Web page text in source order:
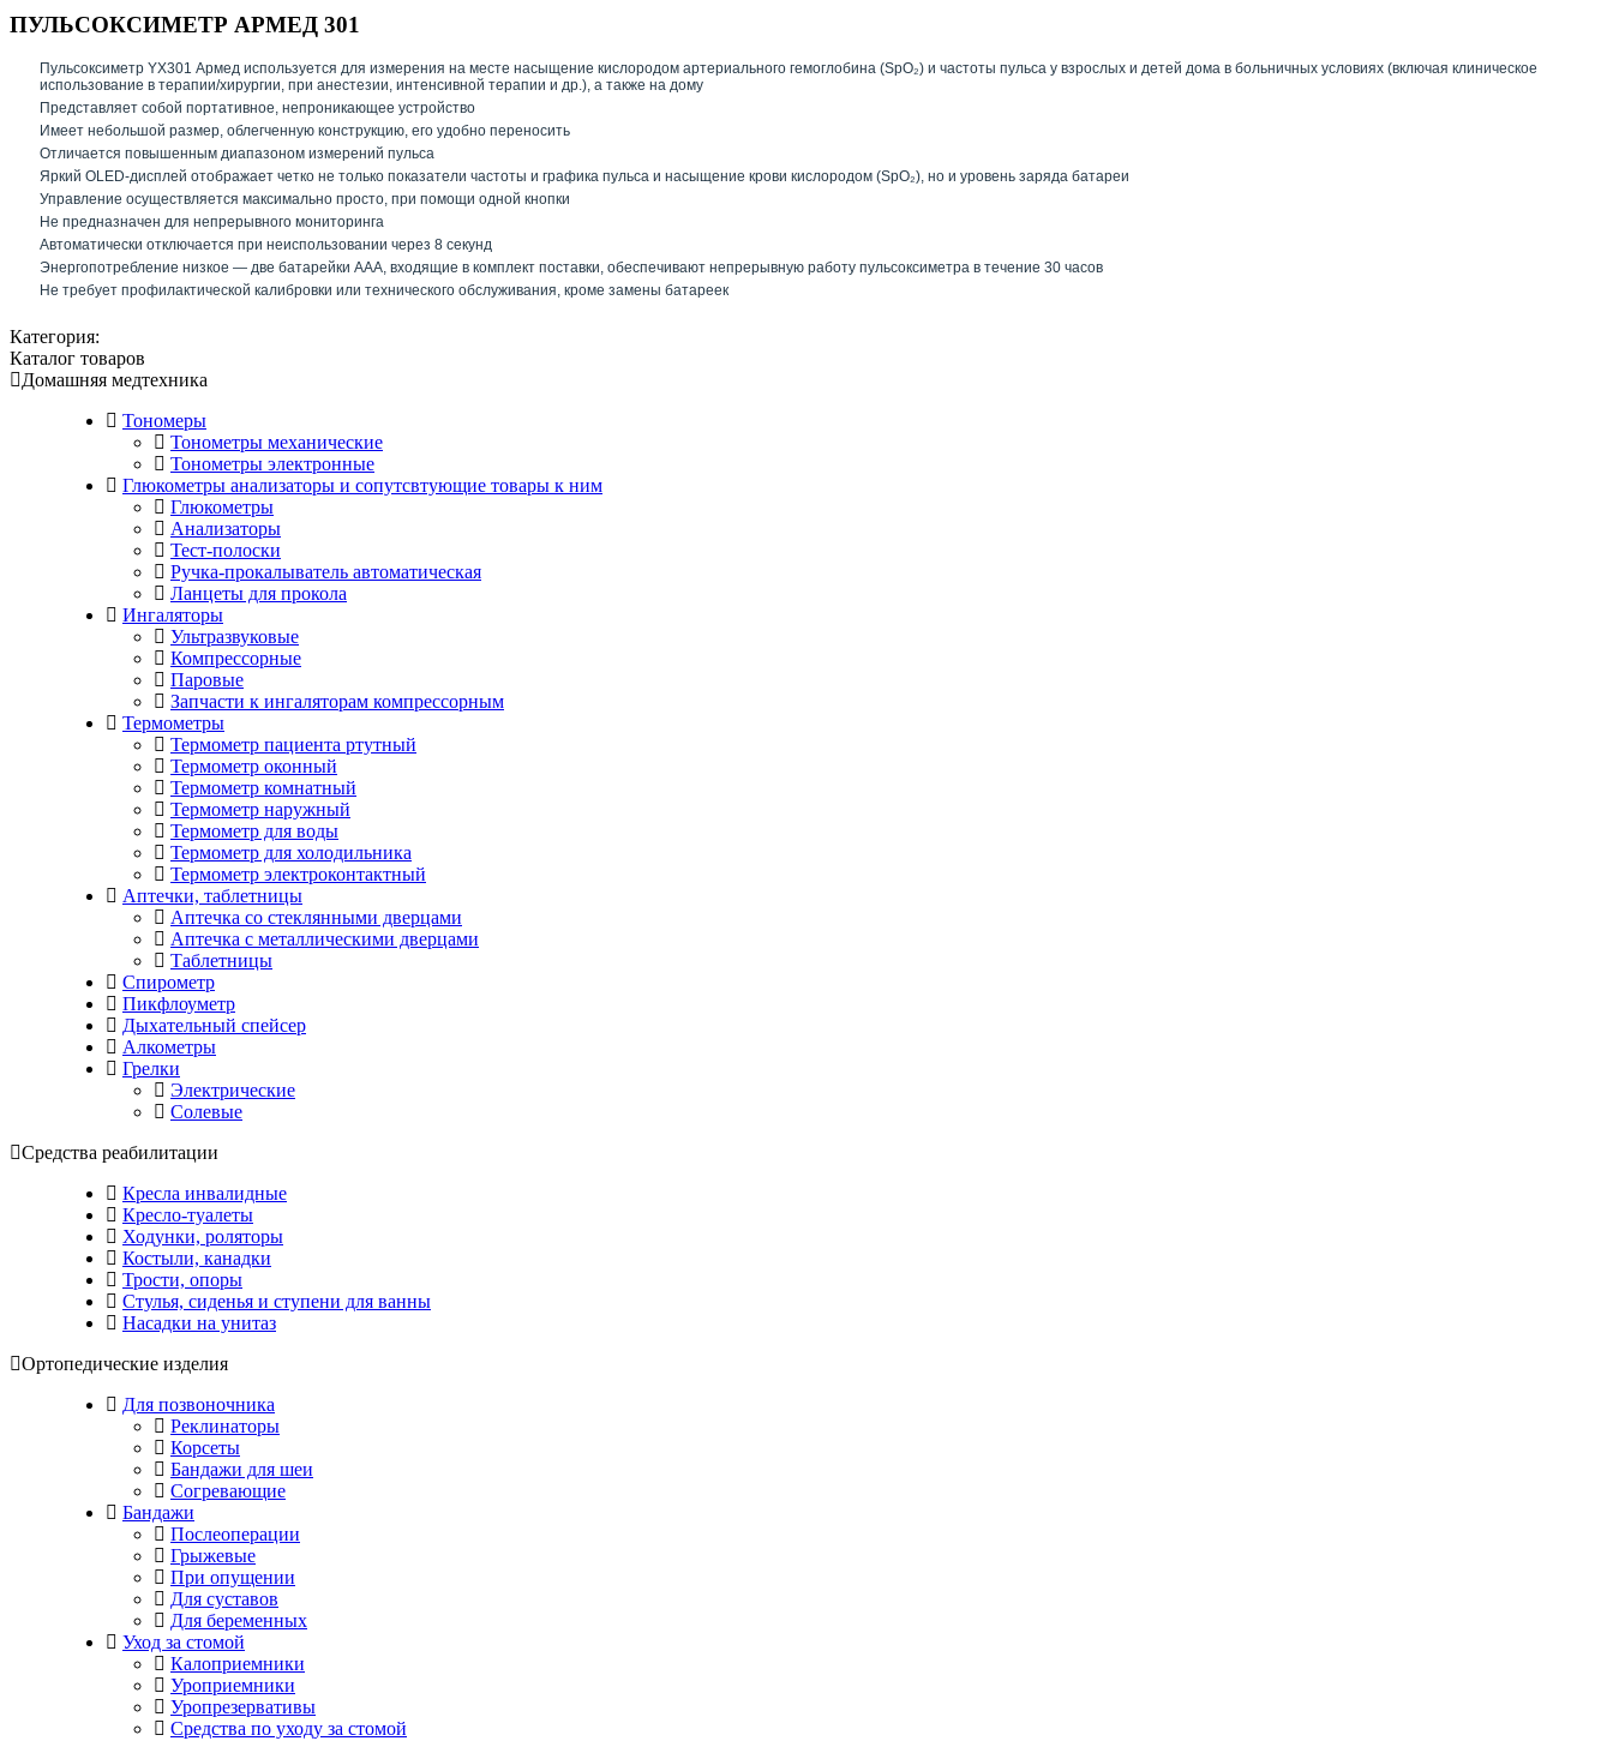
ПУЛЬСОКСИМЕТР АРМЕД 301
Пульсоксиметр YX301 Армед используется для измерения на месте насыщение кислородом артериального гемоглобина (SpO₂) и частоты пульса у взрослых и детей дома в больничных условиях (включая клиническое
использование в терапии/хирургии, при анестезии, интенсивной терапии и др.), а также на дому
Представляет собой портативное, непроникающее устройство
Имеет небольшой размер, облегченную конструкцию, его удобно переносить
Отличается повышенным диапазоном измерений пульса
Яркий OLED-дисплей отображает четко не только показатели частоты и графика пульса и насыщение крови кислородом (SpO₂), но и уровень заряда батареи
Управление осуществляется максимально просто, при помощи одной кнопки
Не предназначен для непрерывного мониторинга
Автоматически отключается при неиспользовании через 8 секунд
Энергопотребление низкое — две батарейки ААА, входящие в комплект поставки, обеспечивают непрерывную работу пульсоксиметра в течение 30 часов
Не требует профилактической калибровки или технического обслуживания, кроме замены батареек
Категория:
Каталог товаров
Домашняя медтехника
Тономеры
Тонометры механические
Тонометры электронные
Глюкометры анализаторы и сопутсвтующие товары к ним
Глюкометры
Анализаторы
Тест-полоски
Ручка-прокалыватель автоматическая
Ланцеты для прокола
Ингаляторы
Ультразвуковые
Компрессорные
Паровые
Запчасти к ингаляторам компрессорным
Термометры
Термометр пациента ртутный
Термометр оконный
Термометр комнатный
Термометр наружный
Термометр для воды
Термометр для холодильника
Термометр электроконтактный
Аптечки, таблетницы
Аптечка со стеклянными дверцами
Аптечка с металлическими дверцами
Таблетницы
Спирометр
Пикфлоуметр
Дыхательный спейсер
Алкометры
Грелки
Электрические
Солевые
Средства реабилитации
Кресла инвалидные
Кресло-туалеты
Ходунки, роляторы
Костыли, канадки
Трости, опоры
Стулья, сиденья и ступени для ванны
Насадки на унитаз
Ортопедические изделия
Для позвоночника
Реклинаторы
Корсеты
Бандажи для шеи
Согревающие
Бандажи
Послеоперации
Грыжевые
При опущении
Для суставов
Для беременных
Уход за стомой
Калоприемники
Уроприемники
Уропрезервативы
Средства по уходу за стомой